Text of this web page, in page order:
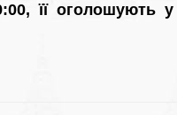
її оголошують у